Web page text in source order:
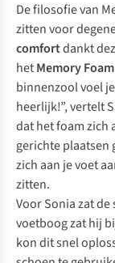
De filosofie van
zitten voor
comfortdankt
hetMemoryFoam
binnenzool voel
heerlijk!”, vertelt
dat het foam zich
gerichte plaatsen
zich aan je voet
zitten.
Voor Sonia zat
voetboog zat hij
kon dit snel